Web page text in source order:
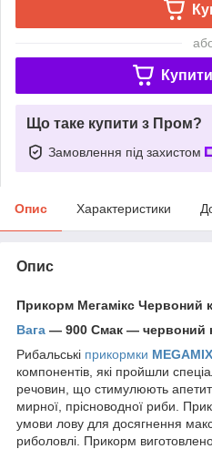
Що таке купити з Пром?
Замовлення під захистом
Опис Характеристики
Опис
Прикорм Мегамікс Червоний
Вага — 900 Смак — червоний
Рибальські прикормки MEGAMIX
компонентів, які пройшли
речовин, що стимулюють апетит
мирної, прісноводної риби.
умови лову для досягнення
риболовлі. Прикорм